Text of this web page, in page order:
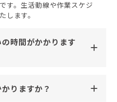
す。生活動線や作業スケジ
します。
時間がかかります
りますか？